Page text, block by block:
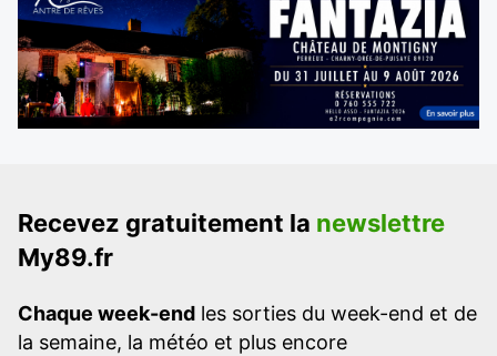
Recevez gratuitement la newslettre
My89.fr
Chaque week-end les sorties du week-end et de
la semaine, la météo et plus encore